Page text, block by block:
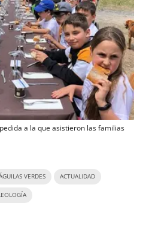
a la que asistieron las familias
VERDES ACTUALIDAD